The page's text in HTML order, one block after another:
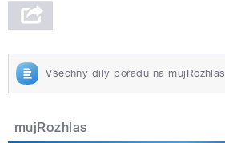
Všechny díly pořadu na mujRozhlas
mujRozhlas